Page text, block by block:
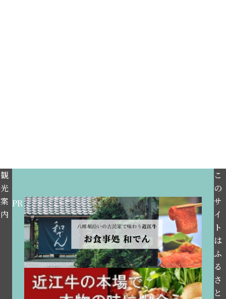
観
光
案
内
PR
こ
の
サ
イ
ト
は
ふ
る
さ
と